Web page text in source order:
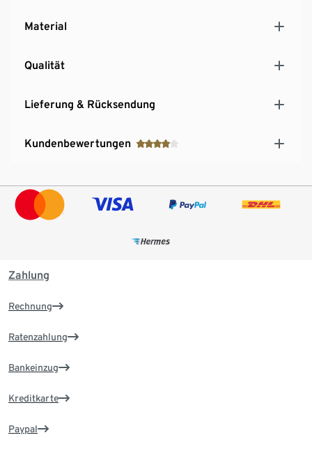
Material
Qualität
Lieferung & Rücksendung
Kundenbewertungen
Zahlung
Rechnung
Ratenzahlung
Bankeinzug
Kreditkarte
Paypal